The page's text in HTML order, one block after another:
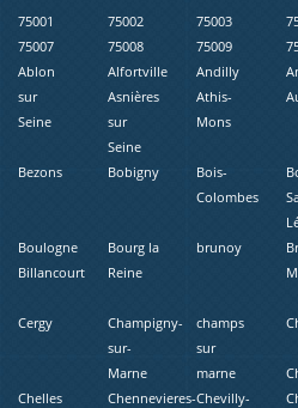
75001 75002 75003
75007
75008 75009
Ablon
sur
Seine
Alfortville Andilly
Asnières
sur
Seine
Athis-
Mons
Bezons
Bobigny
Bois-
Colombes
Boulogne
Billancourt
Bourg la
Reine
brunoy
Cergy
Champigny-
sur-
Marne
champs
sur
marne
Chelles
Chennevieres-Chevilly-